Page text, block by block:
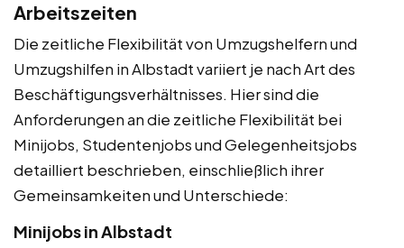
Arbeitszeiten
Die zeitliche Flexibilität von Umzugshelfern und
Umzugshilfen in Albstadt variiert je nach Art des
Beschäftigungsverhältnisses. Hier sind die
Anforderungen an die zeitliche Flexibilität bei
Minijobs, Studentenjobs und Gelegenheitsjobs
detailliert beschrieben, einschließlich ihrer
Gemeinsamkeiten und Unterschiede:
Minijobs in Albstadt